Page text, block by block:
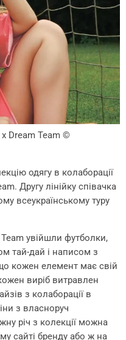
Dream Team ©
одягу в колаборації
Другу лінійку співачка
всеукраїнському туру
увійшли футболки,
тай-дай і написом з
кожен елемент має свій
виріб витравлен
з колаборації в
з власноруч
річ з колекції можна
сайті бренду або ж на